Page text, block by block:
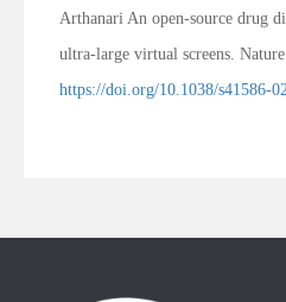
Arthanari An open-source drug
ultra-large virtual screens.
https://doi.org/10.1038/s41586-